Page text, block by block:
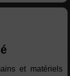
et matériels